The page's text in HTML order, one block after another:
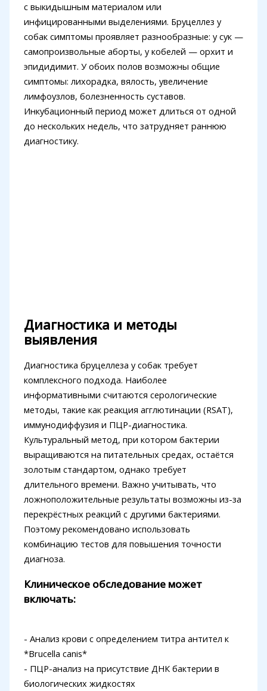
с выкидышным материалом или
инфицированными выделениями. Бруцеллез у
собак симптомы проявляет разнообразные: у сук —
самопроизвольные аборты, у кобелей — орхит и
эпидидимит. У обоих полов возможны общие
симптомы: лихорадка, вялость, увеличение
лимфоузлов, болезненность суставов.
Инкубационный период может длиться от одной
до нескольких недель, что затрудняет раннюю
диагностику.
Диагностика и методы
выявления
Диагностика бруцеллеза у собак требует
комплексного подхода. Наиболее
информативными считаются серологические
методы, такие как реакция агглютинации (RSAT),
иммунодиффузия и ПЦР-диагностика.
Культуральный метод, при котором бактерии
выращиваются на питательных средах, остаётся
золотым стандартом, однако требует
длительного времени. Важно учитывать, что
ложноположительные результаты возможны из-за
перекрёстных реакций с другими бактериями.
Поэтому рекомендовано использовать
комбинацию тестов для повышения точности
диагноза.
Клиническое обследование может
включать:
- Анализ крови с определением титра антител к
*Brucella canis*
- ПЦР-анализ на присутствие ДНК бактерии в
биологических жидкостях